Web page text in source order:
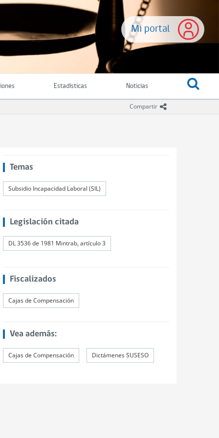
Mi portal
Estadísticas Noticias
Compartir icono compartir
Temas
Subsidio Incapacidad Laboral (SIL)
Legislación citada
DL 3536 de 1981 Mintrab, artículo 3
Fiscalizados
Cajas de Compensación
Vea además:
Cajas de Compensación Dictámenes SUSESO